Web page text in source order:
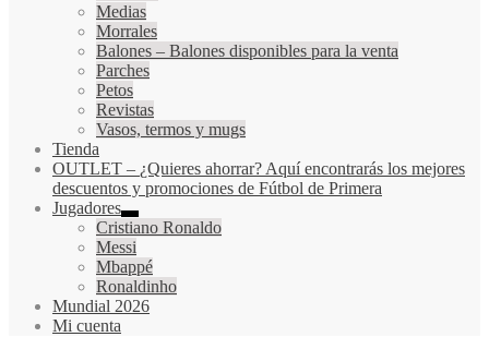
Medias
Morrales
Balones – Balones disponibles para la venta
Parches
Petos
Revistas
Vasos, termos y mugs
Tienda
OUTLET – ¿Quieres ahorrar? Aquí encontrarás los mejores
descuentos y promociones de Fútbol de Primera
Jugadores
Cristiano Ronaldo
Messi
Mbappé
Ronaldinho
Mundial 2026
Mi cuenta